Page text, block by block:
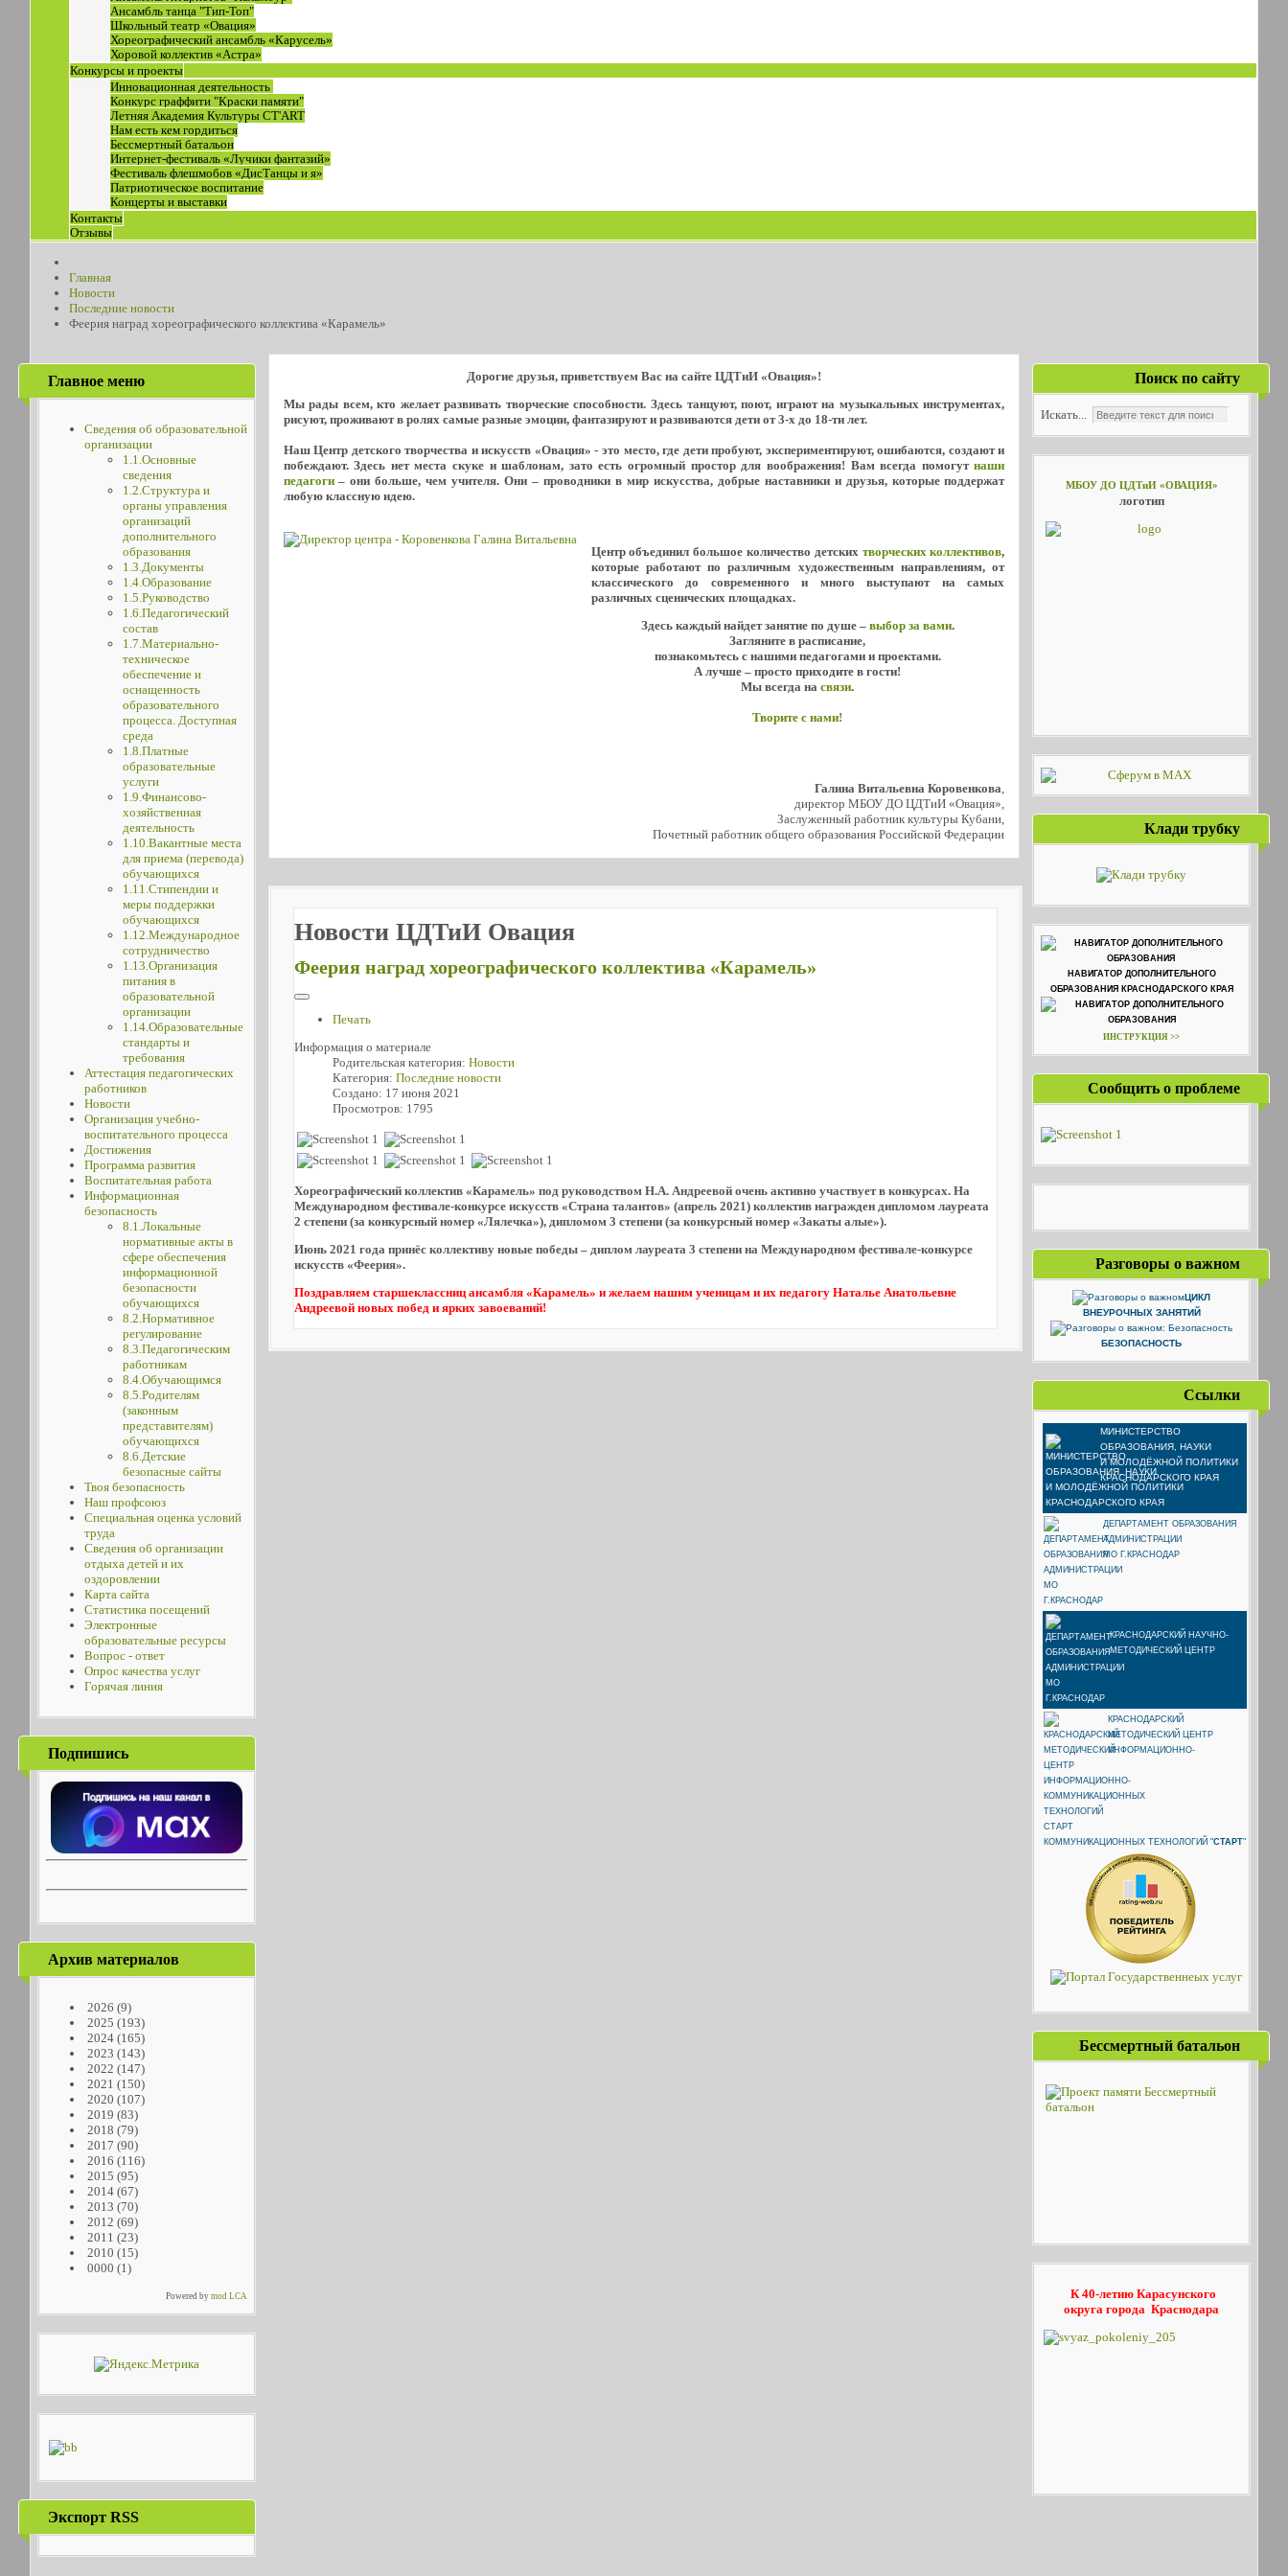
Ансамбль танца "Тип-Топ"
Школьный театр «Овация»
Хореографический ансамбль «Карусель»
Хоровой коллектив «Астра»
Конкурсы и проекты
Инновационная деятельность
Конкурс граффити "Краски памяти"
Летняя Академия Культуры СТ'ART
Нам есть кем гордиться
Бессмертный батальон
Интернет-фестиваль «Лучики фантазий»
Фестиваль флешмобов «ДисТанцы и я»
Патриотическое воспитание
Концерты и выставки
Контакты
Отзывы
Главная
Новости
Последние новости
Феерия наград хореографического коллектива «Карамель»
Главное меню
Сведения об образовательной
организации
1.1.Основные
сведения
1.2.Структура и
органы управления
организаций
дополнительного
образования
1.3.Документы
1.4.Образование
1.5.Руководство
1.6.Педагогический
состав
1.7.Материально-
техническое
обеспечение и
оснащенность
образовательного
процесса. Доступная
среда
1.8.Платные
образовательные
услуги
1.9.Финансово-
хозяйственная
деятельность
1.10.Вакантные места
для приема (перевода)
обучающихся
1.11.Стипендии и
меры поддержки
обучающихся
1.12.Международное
сотрудничество
1.13.Организация
питания в
образовательной
организации
1.14.Образовательные
стандарты и
требования
Аттестация педагогических
работников
Новости
Организация учебно-
воспитательного процесса
Достижения
Программа развития
Воспитательная работа
Информационная
безопасность
8.1.Локальные
нормативные акты в
сфере обеспечения
информационной
безопасности
обучающихся
8.2.Нормативное
регулирование
8.3.Педагогическим
работникам
8.4.Обучающимся
8.5.Родителям
(законным
представителям)
обучающихся
8.6.Детские
безопасные сайты
Твоя безопасность
Наш профсоюз
Специальная оценка условий
труда
Сведения об организации
отдыха детей и их
оздоровлении
Карта сайта
Статистика посещений
Электронные
образовательные ресурсы
Вопрос - ответ
Опрос качества услуг
Горячая линия
Подпишись
Архив материалов
2026 (9)
2025 (193)
2024(165)
2023 (143)
2022 (147)
2021 (150)
2020 (107)
2019 (83)
2018 (79)
2017 (90)
2016 (116)
2015 (95)
2014(67)
2013 (70)
2012 (69)
2011 (23)
2010 (15)
0000 (1)
Powered bymod LCA
Экспорт RSS
Дорогие друзья, приветствуем Вас на сайте ЦДТиИ «Овация»!
Мы рады всем, кто желает развивать творческие способности. Здесь танцуют, поют, играют на музыкальных инструментах,
рисуют, проживают в ролях самые разные эмоции, фантазируют и развиваются дети от 3-х до 18-ти лет.
Наш Центр детского творчества и искусств «Овация» - это место, где дети пробуют, экспериментируют, ошибаются, создают и
побеждают. Здесь нет места скуке и шаблонам, зато есть огромный простор для воображения! Вам всегда помогутнаши
педагоги– они больше, чем учителя. Они – проводники в мир искусства, добрые наставники и друзья, которые поддержат
любую классную идею.
Центр объединил большое количество детских творческих коллективов,
которые работают по различным художественным направлениям, от
классического до современного и много выступают на самых
различных сценических площадках.
Здесь каждый найдет занятие по душе – выбор за вами.
Загляните в расписание,
познакомьтесь с нашими педагогами и проектами.
А лучше – просто приходите в гости!
Мы всегда насвязи.
Творите с нами!
Галина Витальевна Коровенкова,
директор МБОУ ДО ЦДТиИ «Овация»,
Заслуженный работник культуры Кубани,
Почетный работник общего образования Российской Федерации
Новости ЦДТиИ Овация
Феерия наград хореографического коллектива «Карамель»
Печать
Информация о материале
Родительская категория:Новости
Категория:Последние новости
Создано: 17 июня 2021
Просмотров: 1795
Хореографический коллектив «Карамель» под руководством Н.А. Андреевой очень активно участвует в конкурсах. На
Международном фестивале-конкурсе искусств «Страна талантов» (апрель 2021) коллектив награжден дипломом лауреата
2 степени (за конкурсный номер «Лялечка»), дипломом 3 степени (за конкурсный номер «Закаты алые»).
Июнь 2021 года принёс коллективу новые победы – диплом лауреата 3 степени на Международном фестивале-конкурсе
искусств «Феерия».
Поздравляем старшеклассниц ансамбля «Карамель» и желаем нашим ученицам и их педагогу Наталье Анатольевне
Андреевой новых побед и ярких завоеваний!
Поиск по сайту
Искать...
МБОУ ДО ЦДТиИ «ОВАЦИЯ»
логотип
Клади трубку
НАВИГАТОР ДОПОЛНИТЕЛЬНОГО
ОБРАЗОВАНИЯ КРАСНОДАРСКОГО КРАЯ
ИНСТРУКЦИЯ >>
Сообщить о проблеме
Разговоры о важном
ЦИКЛ
ВНЕУРОЧНЫХ ЗАНЯТИЙ
БЕЗОПАСНОСТЬ
Ссылки
МИНИСТЕРСТВО
ОБРАЗОВАНИЯ, НАУКИ
И МОЛОДЁЖНОЙ ПОЛИТИКИ
КРАСНОДАРСКОГО КРАЯ
ДЕПАРТАМЕНТ ОБРАЗОВАНИЯ
АДМИНИСТРАЦИИ
МО Г.КРАСНОДАР
КРАСНОДАРСКИЙ НАУЧНО-
МЕТОДИЧЕСКИЙ ЦЕНТР
КРАСНОДАРСКИЙ
МЕТОДИЧЕСКИЙ ЦЕНТР
ИНФОРМАЦИОННО-
КОММУНИКАЦИОННЫХ ТЕХНОЛОГИЙ "СТАРТ"
Бессмертный батальон
К 40-летию Карасунского
округа города Краснодара